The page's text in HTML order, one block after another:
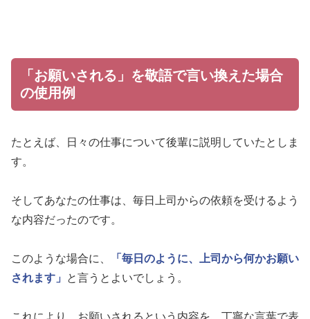
「お願いされる」を敬語で言い換えた場合
の使用例
たとえば、日々の仕事について後輩に説明していたとしま
す。
そしてあなたの仕事は、毎日上司からの依頼を受けるよう
な内容だったのです。
このような場合に、
「毎日のように、上司から何かお願い
されます」
と言うとよいでしょう。